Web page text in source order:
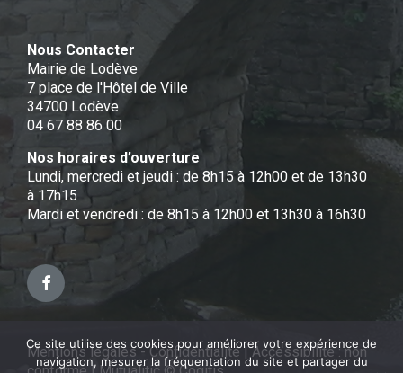
Nous Contacter
Mairie de Lodève
7 place de l'Hôtel de Ville
34700 Lodève
04 67 88 86 00
Nos horaires d’ouverture
Lundi, mercredi et jeudi : de 8h15 à 12h00 et de 13h30
à 17h15
Mardi et vendredi : de 8h15 à 12h00 et 13h30 à 16h30
Facebook
Mentions légales - Confidentialité|Accessibilité : non
Ce site utilise des cookies pour améliorer votre expérience de
navigation, mesurer la fréquentation du site et partager du